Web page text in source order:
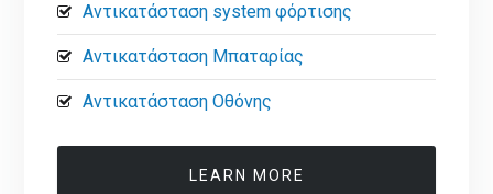
Αντικατάσταση system φόρτισης
Αντικατάσταση Μπαταρίας
Αντικατάσταση Οθόνης
LEARN MORE